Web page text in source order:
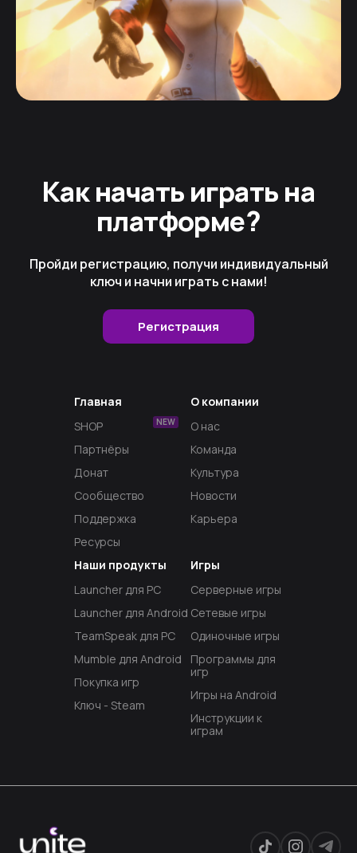
Как начать играть на
платформе?
Пройди регистрацию, получи индивидуальный
ключ и начни играть с нами!
Регистрация
Главная
SHOP
NEW
Партнёры
Донат
Сообщество
Поддержка
Ресурсы
Наши продукты
Launcher для PC
Launcher для Android
TeamSpeak для PC
Mumble для Android
Покупка игр
Ключ - Steam
Игры
Серверные игры
Сетевые игры
Одиночные игры
Программы для
игр
Игры на Android
Инструкции к
играм
О компании
О нас
Команда
Культура
Новости
Карьера